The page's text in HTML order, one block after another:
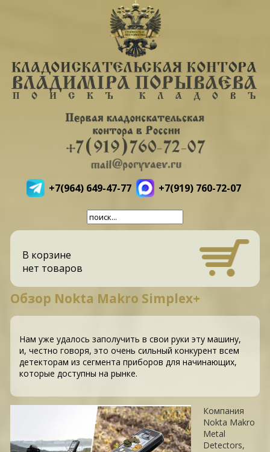
+7(964) 649-47-77 +7(919) 760-72-07
В корзине
нет товаров
Обзор Nokta Makro Simplex+
Нам уже удалось заполучить в свои руки эту машину,
и, честно говоря, это очень сильный конкурент всем
детекторам из сегмента приборов для начинающих,
которые доступны на рынке.
Компания
Nokta Makro
Metal
Detectors,